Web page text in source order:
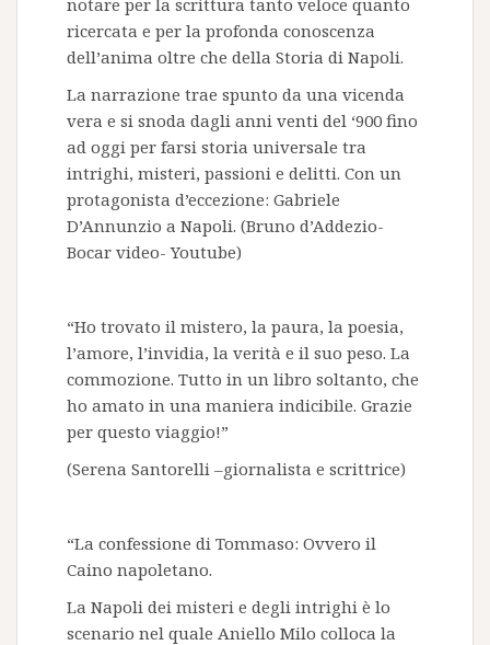
notare per la scrittura tanto veloce quanto
ricercata e per la profonda conoscenza
dell’anima oltre che della Storia di Napoli.
La narrazione trae spunto da una vicenda
vera e si snoda dagli anni venti del ‘900 fino
ad oggi per farsi storia universale tra
intrighi, misteri, passioni e delitti. Con un
protagonista d’eccezione: Gabriele
D’Annunzio a Napoli. (Bruno d’Addezio-
Bocar video- Youtube)
“Ho trovato il mistero, la paura, la poesia,
l’amore, l’invidia, la verità e il suo peso. La
commozione. Tutto in un libro soltanto, che
ho amato in una maniera indicibile. Grazie
per questo viaggio!”
(Serena Santorelli –giornalista e scrittrice)
“La confessione di Tommaso: Ovvero il
Caino napoletano.
La Napoli dei misteri e degli intrighi è lo
scenario nel quale Aniello Milo colloca la